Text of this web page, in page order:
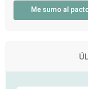
Me sumo al